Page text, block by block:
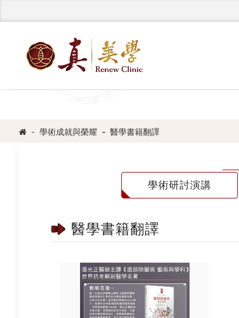
學術成就與榮耀 醫學書籍翻譯
學術研討演講
醫學書籍翻譯